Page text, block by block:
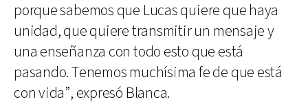
porque sabemos que Lucas quiere que haya
unidad, que quiere transmitir un mensaje y
una enseñanza con todo esto que está
pasando. Tenemos muchísima fe de que está
con vida”, expresó Blanca.